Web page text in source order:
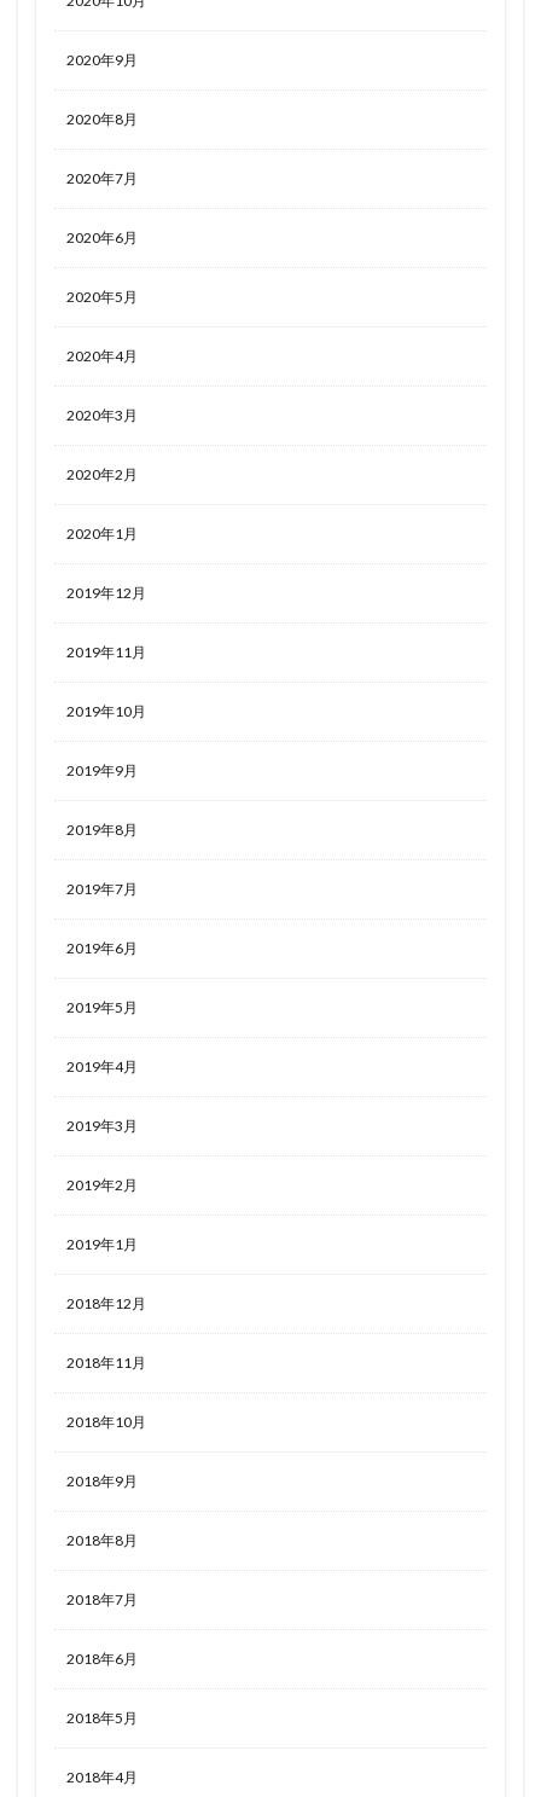
2020年9月
2020年8月
2020年7月
2020年6月
2020年5月
2020年4月
2020年3月
2020年2月
2020年1月
2019年12月
2019年11月
2019年10月
2019年9月
2019年8月
2019年7月
2019年6月
2019年5月
2019年4月
2019年3月
2019年2月
2019年1月
2018年12月
2018年11月
2018年10月
2018年9月
2018年8月
2018年7月
2018年6月
2018年5月
2018年4月